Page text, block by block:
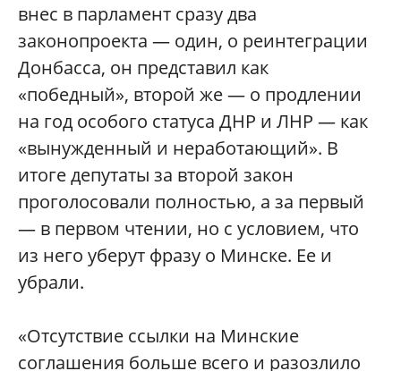
внес в парламент сразу два
законопроекта — один, о реинтеграции
Донбасса, он представил как
«победный», второй же — о продлении
на год особого статуса ДНР и ЛНР — как
«вынужденный и неработающий». В
итоге депутаты за второй закон
проголосовали полностью, а за первый
— в первом чтении, но с условием, что
из него уберут фразу о Минске. Ее и
убрали.
«Отсутствие ссылки на Минские
соглашения больше всего и разозлило